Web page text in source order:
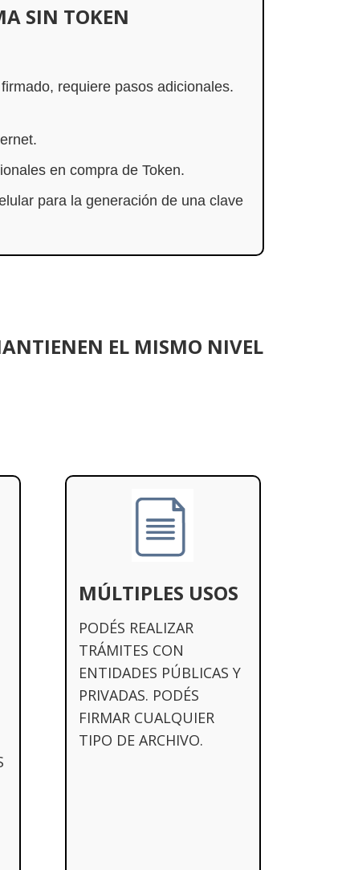
SIN TOKEN
requiere pasos adicionales.
en compra de Token.
para la generación de una clave
EL MISMO NIVEL
MÚLTIPLES USOS
PODÉS REALIZAR
TRÁMITES CON
ENTIDADES PÚBLICAS Y
PRIVADAS. PODÉS
FIRMAR CUALQUIER
TIPO DE ARCHIVO.